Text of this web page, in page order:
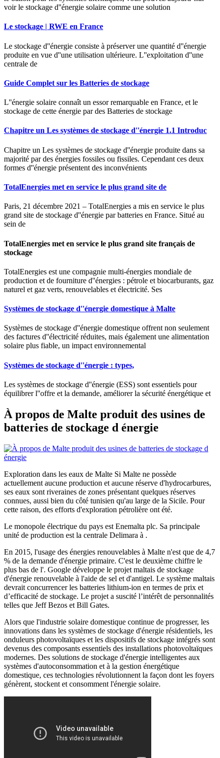
voir le stockage d''énergie solaire comme une solution
Le stockage | RWE en France
Le stockage d''énergie consiste à préserver une quantité d''énergie
produite en vue d''une utilisation ultérieure. L''exploitation d''une
centrale de
Guide Complet sur les Batteries de stockage
L''énergie solaire connaît un essor remarquable en France, et le
stockage de cette énergie par des Batteries de stockage
Chapitre un Les systèmes de stockage d''énergie 1.1 Introduc
Chapitre un Les systèmes de stockage d''énergie produite dans sa
majorité par des énergies fossiles ou fissiles. Cependant ces deux
formes d''énergie présentent des inconvénients
TotalEnergies met en service le plus grand site de
Paris, 21 décembre 2021 – TotalEnergies a mis en service le plus
grand site de stockage d''énergie par batteries en France. Situé au
sein de
TotalEnergies met en service le plus grand site français de
stockage
TotalEnergies est une compagnie multi-énergies mondiale de
production et de fourniture d''énergies : pétrole et biocarburants, gaz
naturel et gaz verts, renouvelables et électricité. Ses
Systèmes de stockage d''énergie domestique à Malte
Systèmes de stockage d''énergie domestique offrent non seulement
des factures d''électricité réduites, mais également une alimentation
solaire plus fiable, un impact environnemental
Systèmes de stockage d''énergie : types,
Les systèmes de stockage d''énergie (ESS) sont essentiels pour
équilibrer l''offre et la demande, améliorer la sécurité énergétique et
À propos de Malte produit des usines de
batteries de stockage d énergie
Exploration dans les eaux de Malte Si Malte ne possède
actuellement aucune production et aucune réserve d'hydrocarbures,
ses eaux sont riveraines de zones présentant quelques réserves
connues, aussi bien du côté tunisien qu'au large de la Sicile. Pour
cette raison, des efforts d'exploration pétrolière ont été.
Le monopole électrique du pays est Enemalta plc. Sa principale
unité de production est la centrale Delimara à .
En 2015, l'usage des énergies renouvelables à Malte n'est que de 4,7
% de la demande d'énergie primaire. C'est le deuxième chiffre le
plus bas de l'. Google développe le projet maltais de stockage
d'énergie renouvelable à l'aide de sel et d'antigel. Le système maltais
devrait concurrencer les batteries lithium-ion en termes de prix et
d’efficacité de stockage. Le projet a suscité l’intérêt de personnalités
telles que Jeff Bezos et Bill Gates.
Alors que l'industrie solaire domestique continue de progresser, les
innovations dans les systèmes de stockage d'énergie résidentiels, les
onduleurs photovoltaïques et les dispositifs de stockage intégrés sont
devenus des composants essentiels des installations photovoltaïques
modernes. Des solutions de stockage d'énergie intelligentes aux
systèmes d'autoconsommation et à la gestion énergétique
domestique, ces technologies révolutionnent la façon dont les foyers
génèrent, stockent et consomment l'énergie solaire.